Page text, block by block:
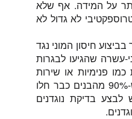
על המידה. אף שלא
לא גדול לא
חיסון המוני נגד
עשרה שהגיעו לבגרות
פנימיות או שירות
צבאי, אבל גם אז יש לזכור ש-90% מהבנים כבר חלו
14, ולכן יש לבצע בדיקת נוגדנים